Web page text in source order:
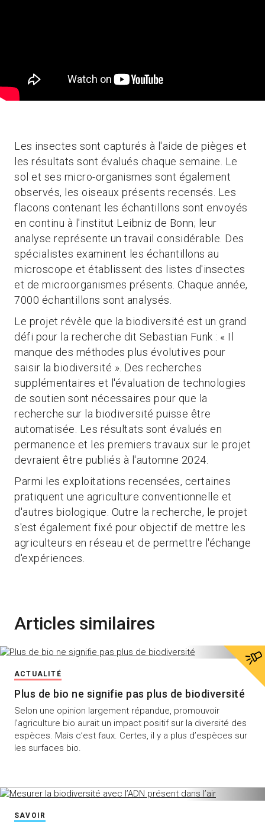
Les insectes sont capturés à l'aide de pièges et
les résultats sont évalués chaque semaine. Le
sol et ses micro-organismes sont également
observés, les oiseaux présents recensés. Les
flacons contenant les échantillons sont envoyés
en continu à l'institut Leibniz de Bonn; leur
analyse représente un travail considérable. Des
spécialistes examinent les échantillons au
microscope et établissent des listes d'insectes
et de microorganismes présents. Chaque année,
7000 échantillons sont analysés.
Le projet révèle que la biodiversité est un grand
défi pour la recherche dit Sebastian Funk : « Il
manque des méthodes plus évolutives pour
saisir la biodiversité ». Des recherches
supplémentaires et l'évaluation de technologies
de soutien sont nécessaires pour que la
recherche sur la biodiversité puisse être
automatisée. Les résultats sont évalués en
permanence et les premiers travaux sur le projet
devraient être publiés à l'automne 2024.
Parmi les exploitations recensées, certaines
pratiquent une agriculture conventionnelle et
d'autres biologique. Outre la recherche, le projet
s'est également fixé pour objectif de mettre les
agriculteurs en réseau et de permettre l'échange
d'expériences.
Articles similaires
ACTUALITÉ
Plus de bio ne signifie pas plus de biodiversité
Selon une opinion largement répandue, promouvoir
l’agriculture bio aurait un impact positif sur la diversité des
espèces. Mais c’est faux. Certes, il y a plus d’espèces sur
les surfaces bio.
SAVOIR